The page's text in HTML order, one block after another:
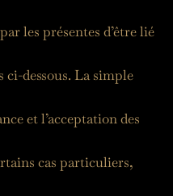
les présentes d’être lié
dessous. La simple
et l’acceptation des
cas particuliers,